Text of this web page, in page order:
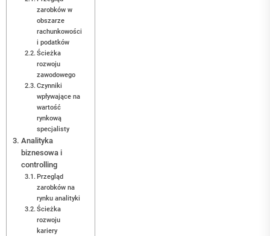
zarobków w
obszarze
rachunkowości
i podatków
Ścieżka
rozwoju
zawodowego
Czynniki
wpływające na
wartość
rynkową
specjalisty
Analityka
biznesowa i
controlling
Przegląd
zarobków na
rynku analityki
Ścieżka
rozwoju
kariery